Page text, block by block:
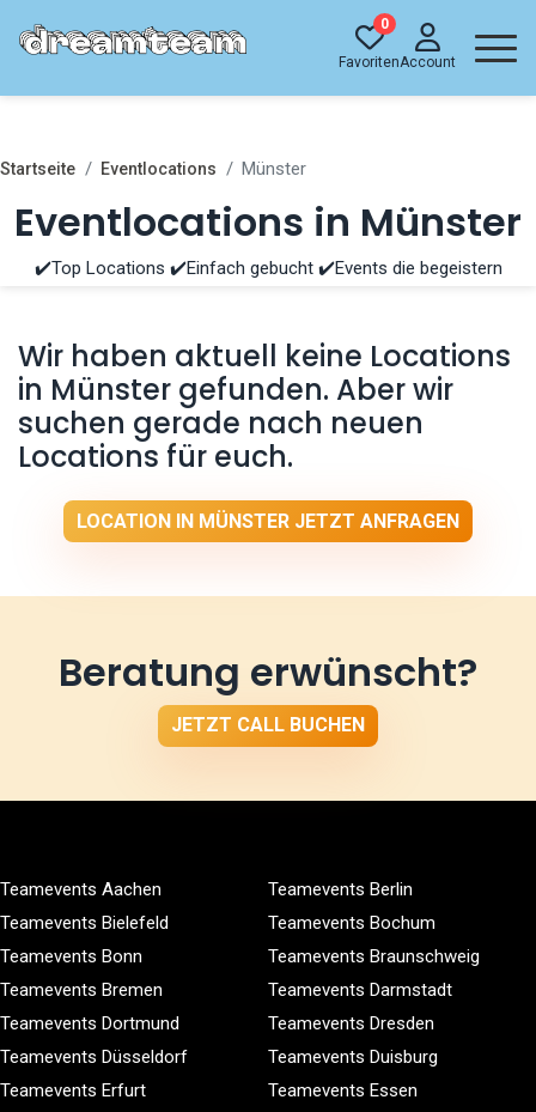
0
FavoritenAccount
Startseite Eventlocations Münster
Eventlocations in Münster
✔️Top Locations ✔️Einfach gebucht ✔️Events die begeistern
Wir haben aktuell keine Locations
in Münster gefunden. Aber wir
suchen gerade nach neuen
Locations für euch.
LOCATION IN MÜNSTER JETZT ANFRAGEN
Beratung erwünscht?
JETZT CALL BUCHEN
Teamevents Aachen
Teamevents Berlin
Teamevents Bielefeld
Teamevents Bochum
Teamevents Bonn
Teamevents Braunschweig
Teamevents Bremen
Teamevents Darmstadt
Teamevents Dortmund
Teamevents Dresden
Teamevents Düsseldorf
Teamevents Duisburg
Teamevents Erfurt
Teamevents Essen